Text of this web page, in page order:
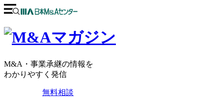
M&A・事業承継の情報を
わかりやすく発信
無料相談